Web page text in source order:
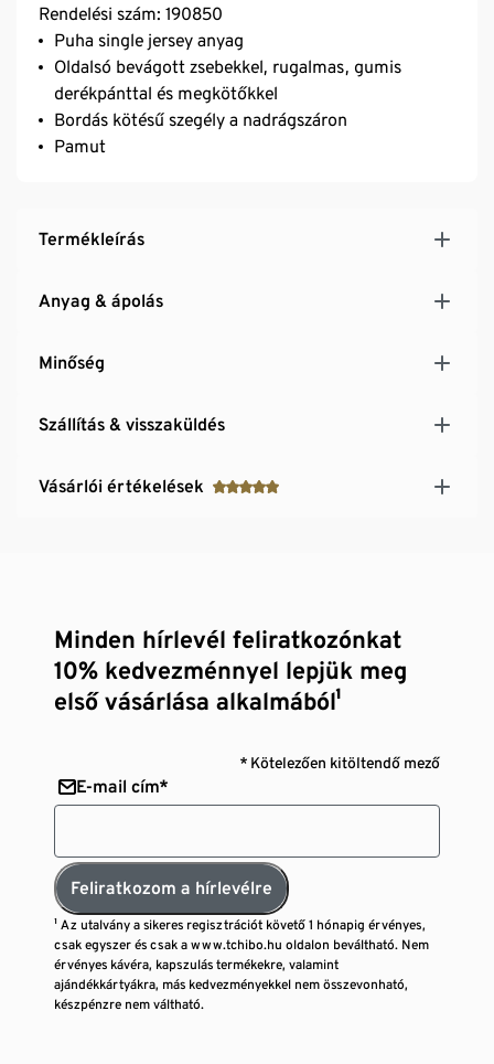
Rendelési szám: 190850
Puha single jersey anyag
Oldalsó bevágott zsebekkel, rugalmas, gumis
derékpánttal és megkötőkkel
Bordás kötésű szegély a nadrágszáron
Pamut
Termékleírás
Anyag & ápolás
Minőség
Szállítás & visszaküldés
Vásárlói értékelések
Minden hírlevél feliratkozónkat
10% kedvezménnyel lepjük meg
első vásárlása alkalmából¹
* Kötelezően kitöltendő mező
E-mail cím*
Feliratkozom a hírlevélre
¹ Az utalvány a sikeres regisztrációt követő 1 hónapig érvényes,
csak egyszer és csak a www.tchibo.hu oldalon beváltható. Nem
érvényes kávéra, kapszulás termékekre, valamint
ajándékkártyákra, más kedvezményekkel nem összevonható,
készpénzre nem váltható.